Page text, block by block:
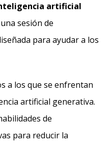
artificial
sesión de
para ayudar a los
a los que se enfrentan
artificial generativa.
de
para reducir la